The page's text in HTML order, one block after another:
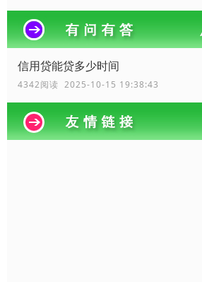
信用贷能贷多少时间
4342阅读 2025-10-15 19:38:43